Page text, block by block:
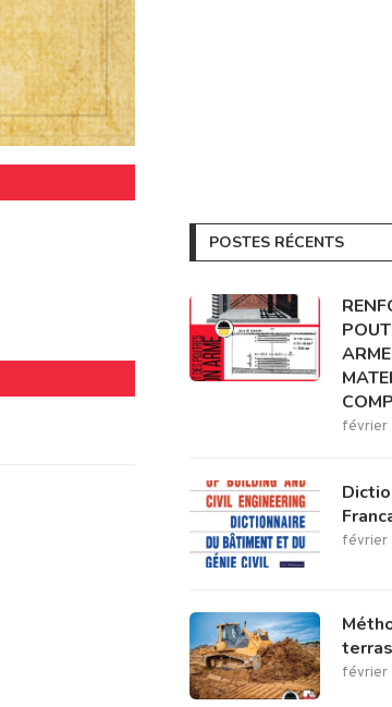
POSTES RÉCENTS
février
février
février